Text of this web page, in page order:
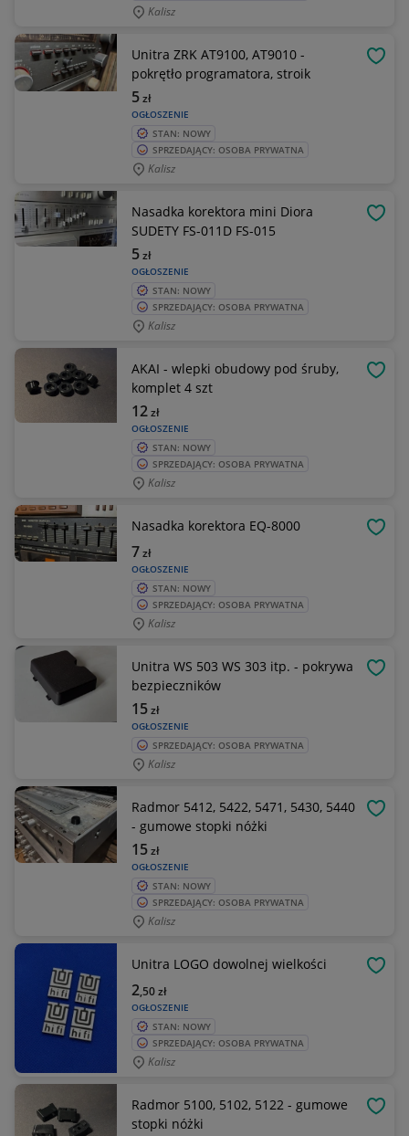
Kalisz
Unitra ZRK AT9100, AT9010 -
pokrętło programatora, stroik
OGŁOSZENIE
5zł
STAN: NOWY
SPRZEDAJĄCY: OSOBA PRYWATNA
Kalisz
Nasadka korektora mini Diora
SUDETY FS-011D FS-015
OGŁOSZENIE
5zł
STAN: NOWY
SPRZEDAJĄCY: OSOBA PRYWATNA
Kalisz
AKAI - wlepki obudowy pod śruby,
komplet 4 szt
OGŁOSZENIE
12zł
STAN: NOWY
SPRZEDAJĄCY: OSOBA PRYWATNA
Kalisz
Nasadka korektora EQ-8000
OGŁOSZENIE
7zł
STAN: NOWY
SPRZEDAJĄCY: OSOBA PRYWATNA
Kalisz
Unitra WS 503 WS 303 itp. - pokrywa
bezpieczników
OGŁOSZENIE
15zł
SPRZEDAJĄCY: OSOBA PRYWATNA
Kalisz
Radmor 5412, 5422, 5471, 5430, 5440
- gumowe stopki nóżki
OGŁOSZENIE
15zł
STAN: NOWY
SPRZEDAJĄCY: OSOBA PRYWATNA
Kalisz
Unitra LOGO dowolnej wielkości
OGŁOSZENIE
2,50zł
STAN: NOWY
SPRZEDAJĄCY: OSOBA PRYWATNA
Kalisz
Radmor 5100, 5102, 5122 - gumowe
stopki nóżki